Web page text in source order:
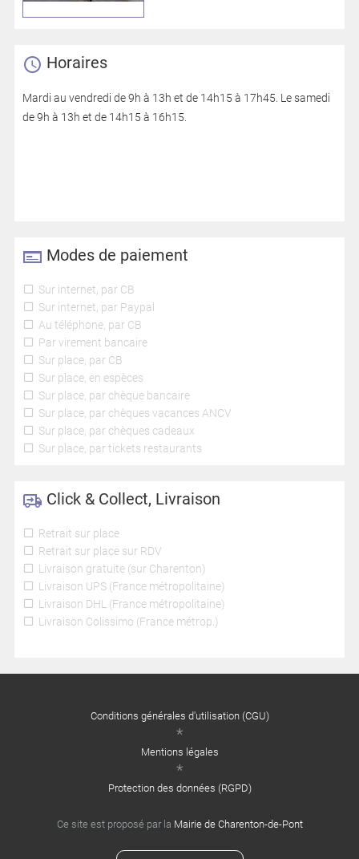
Horaires
Mardi au vendredi de 9h à 13h et de 14h15 à 17h45. Le samedi
de 9h à 13h et de 14h15 à 16h15.
Modes de paiement
Sur internet, par CB
Sur internet, par Paypal
Au téléphone, par CB
Par virement bancaire
Sur place, par CB
Sur place, en espèces
Sur place, par chèque bancaire
Sur place, par chèques vacances ANCV
Sur place, par chèques cadeaux
Sur place, par tickets restaurants
Click & Collect, Livraison
Retrait sur place
Retrait sur place sur RDV
Livraison gratuite (sur Charenton)
Livraison UPS (France métropolitaine)
Livraison DHL (France métropolitaine)
Livraison Colissimo (France métrop.)
Conditions générales d'utilisation (CGU)
Mentions légales
Protection des données (RGPD)
Ce site est proposé par la Mairie de Charenton-de-Pont